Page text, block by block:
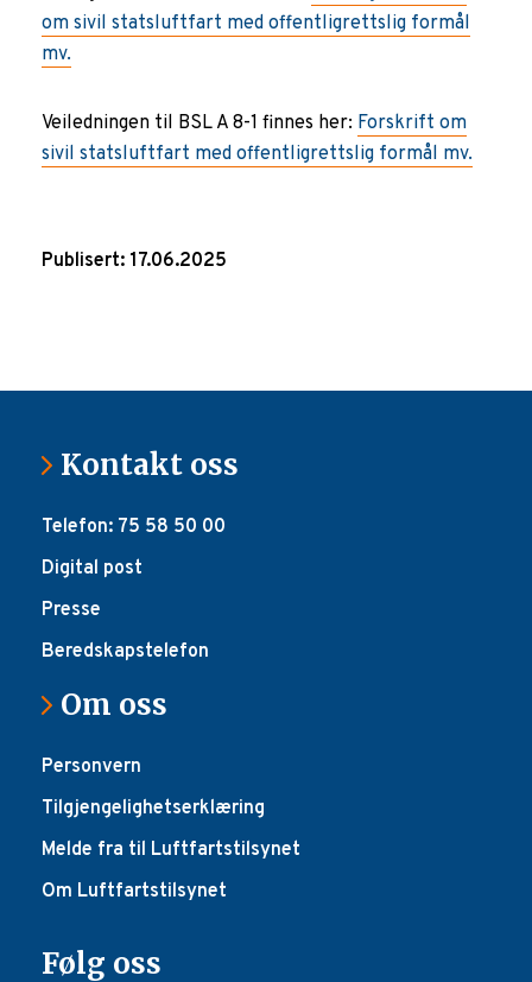
om sivil statsluftfart med offentligrettslig formål
mv.
Veiledningen til BSL A 8-1 finnes her: Forskrift om
sivil statsluftfart med offentligrettslig formål mv.
Publisert: 17.06.2025
Kontakt oss
Telefon: 75 58 50 00
Digital post
Presse
Beredskapstelefon
Om oss
Personvern
Tilgjengelighetserklæring
Melde fra til Luftfartstilsynet
Om Luftfartstilsynet
Følg oss